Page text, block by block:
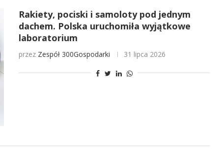
Rakiety, pociski i samoloty pod jednym
dachem. Polska uruchomiła wyjątkowe
laboratorium
przez Zespół 300Gospodarki 31 lipca 2026